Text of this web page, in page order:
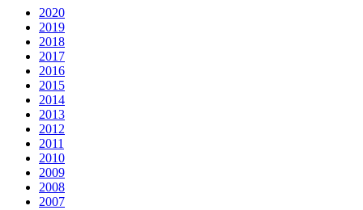
2020
2019
2018
2017
2016
2015
2014
2013
2012
2011
2010
2009
2008
2007